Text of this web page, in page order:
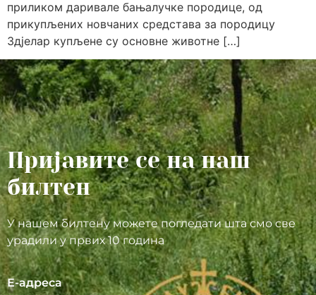
приликом даривале бањалучке породице, од
прикупљених новчаних средстава за породицу
Здјелар купљене су основне животне […]
Пријавите се на наш
билтен
У нашем билтену можете погледати шта смо све
урадили у првих 10 година
Е-адреса